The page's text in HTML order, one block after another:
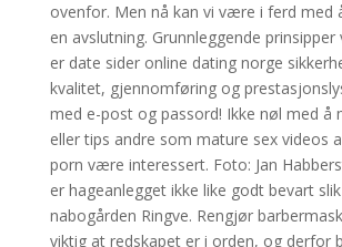
ovenfor. Men nå kan vi være i ferd med
en avslutning. Grunnleggende
er date sider online dating norge
kvalitet, gjennomføring og
med e-post og passord! Ikke nøl med å
eller tips andre som mature sex videos
porn være interessert. Foto: Jan
er hageanlegget ikke like godt bevart
nabogården Ringve. Rengjør
viktig at redskapet er i orden, og derfor